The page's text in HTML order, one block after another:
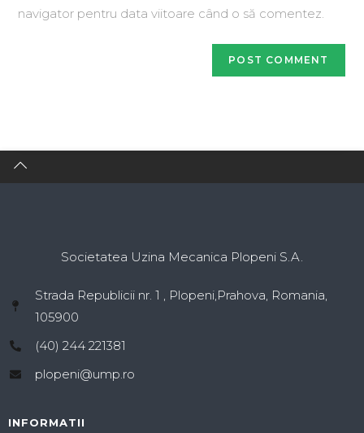
navigator pentru data viitoare când o să comentez.
Societatea Uzina Mecanica Plopeni S.A.
Strada Republicii nr. 1 , Plopeni,Prahova, Romania,
105900
(40) 244 221381
plopeni@ump.ro
INFORMATII